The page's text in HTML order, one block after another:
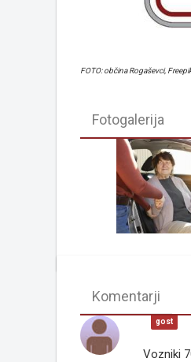
FOTO: občina Rogaševci,
Fotogalerija
Komentarji
gost
Vozniki